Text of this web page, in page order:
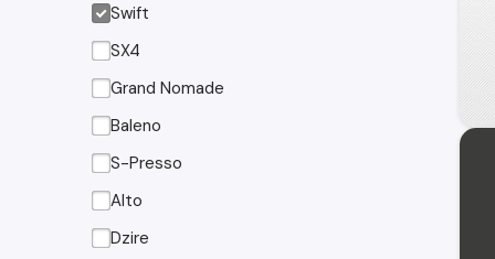
Swift
SX4
Grand Nomade
Baleno
S-Presso
Alto
Dzire